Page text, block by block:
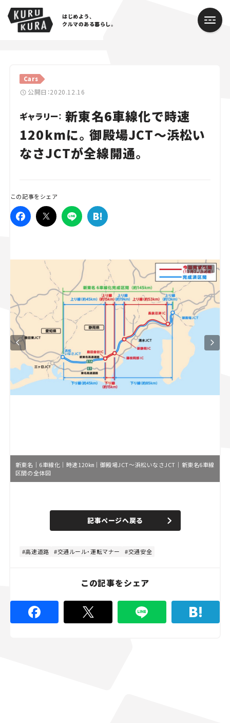
はじめよう、
クルマのある暮らし。
Cars
公開日：2020.12.16
ギャラリー： 新東名6車線化で時速
120kmに。御殿場JCT～浜松い
なさJCTが全線開通。
この記事をシェア
1/6
新東名｜6車線化｜時速120㎞｜御殿場JCT～浜松いなさJCT｜新東名6車線
区間の全体図
n
e
d
8
%
記事ページへ戻る
高速道路 交通ルール・運転マナー 交通安全
この記事をシェア
Cars
Lifestyle
Traffic
Special
Campaign
人気のハッシュタグ